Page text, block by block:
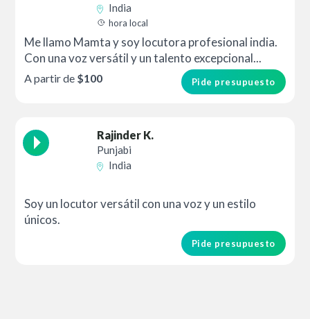
India
hora local
Me llamo Mamta y soy locutora profesional india.
Con una voz versátil y un talento excepcional...
Pide presupuesto
A partir de $100
Rajinder K.
Punjabi
India
Soy un locutor versátil con una voz y un estilo
únicos.
Pide presupuesto